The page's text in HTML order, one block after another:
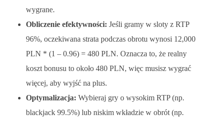
wygrane.
Obliczenie efektywności: Jeśli gramy w sloty z RTP
96%, oczekiwana strata podczas obrotu wynosi 12,000
PLN * (1 – 0.96) = 480 PLN. Oznacza to, że realny
koszt bonusu to około 480 PLN, więc musisz wygrać
więcej, aby wyjść na plus.
Optymalizacja: Wybieraj gry o wysokim RTP (np.
blackjack 99.5%) lub niskim wkładzie w obrót (np.